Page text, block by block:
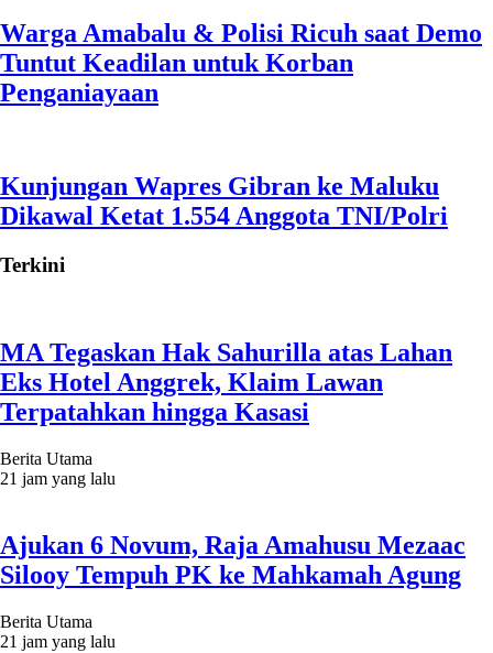
Warga Amabalu & Polisi Ricuh saat Demo
Tuntut Keadilan untuk Korban
Penganiayaan
Kunjungan Wapres Gibran ke Maluku
Dikawal Ketat 1.554 Anggota TNI/Polri
Terkini
MA Tegaskan Hak Sahurilla atas Lahan
Eks Hotel Anggrek, Klaim Lawan
Terpatahkan hingga Kasasi
Berita Utama
21 jam yang lalu
Ajukan 6 Novum, Raja Amahusu Mezaac
Silooy Tempuh PK ke Mahkamah Agung
Berita Utama
21 jam yang lalu